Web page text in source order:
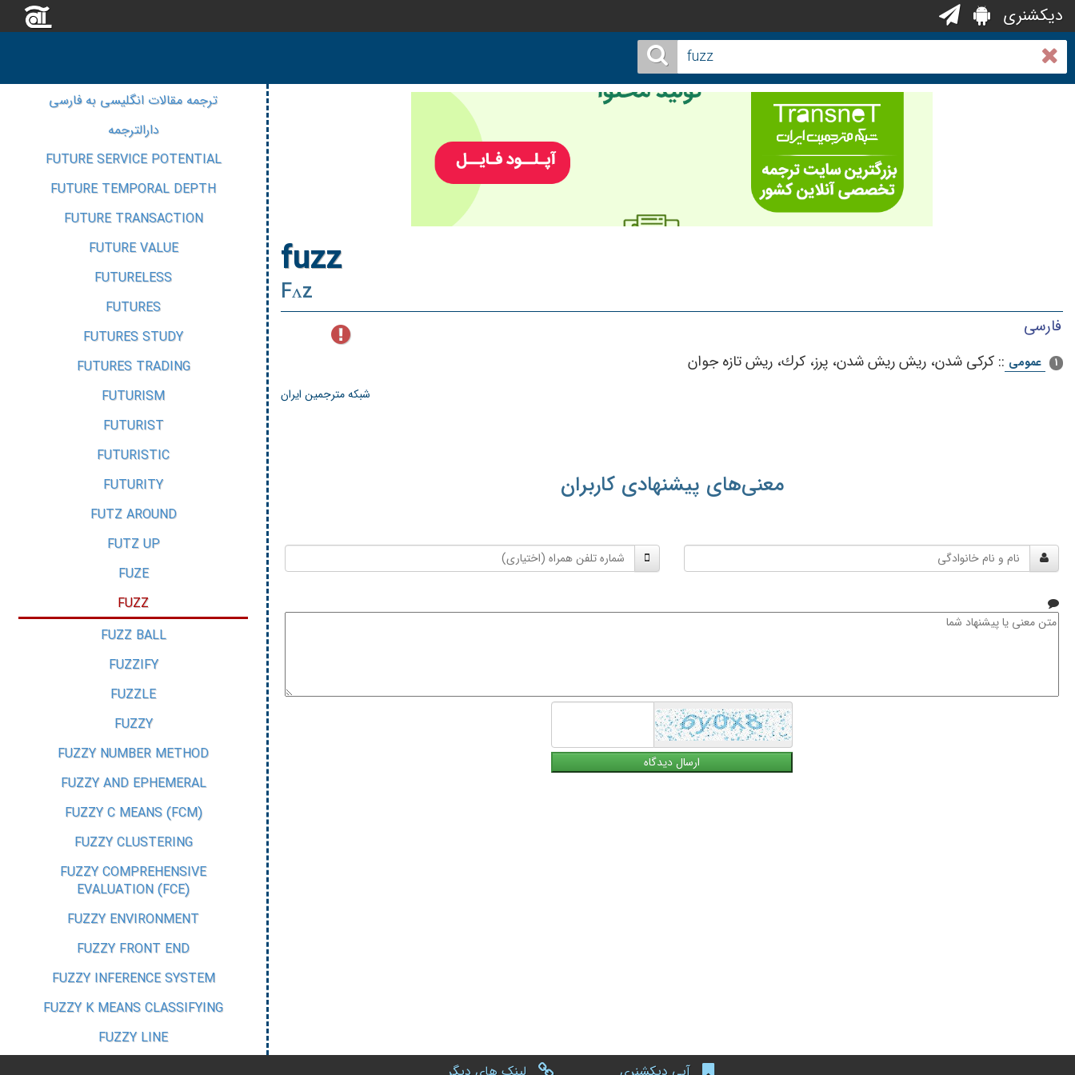
دیکشنری
fuzz
Fʌz
فارسی
1 عمومی :: كركی‌ شدن‌، ریش‌ ریش‌ شدن‌، پرز، كرك‌، ریش‌ تازه‌ جوان‌
شبکه مترجمین ایران
معنی‌های پیشنهادی کاربران
و
شماره
تلفن
متن
ترجمه مقالات انگلیسی به فارسی
دارالترجمه
FUTURE SERVICE POTENTIAL
FUTURE TEMPORAL DEPTH
FUTURE TRANSACTION
FUTURE VALUE
FUTURELESS
FUTURES
FUTURES STUDY
FUTURES TRADING
FUTURISM
FUTURIST
FUTURISTIC
FUTURITY
FUTZ AROUND
FUTZ UP
FUZE
FUZZ
FUZZ BALL
FUZZIFY
FUZZLE
FUZZY
FUZZY NUMBER METHOD
FUZZY AND EPHEMERAL
FUZZY C MEANS (FCM)
FUZZY CLUSTERING
FUZZY COMPREHENSIVE
EVALUATION (FCE)
FUZZY ENVIRONMENT
FUZZY FRONT END
FUZZY INFERENCE SYSTEM
FUZZY K MEANS CLASSIFYING
FUZZY LINE